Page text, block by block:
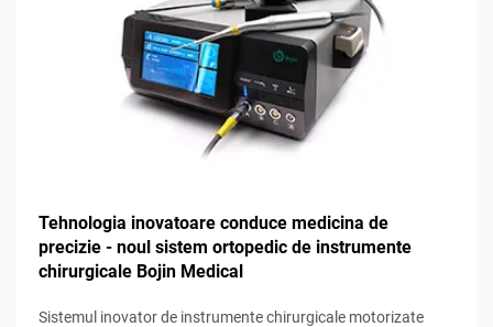
Tehnologia inovatoare conduce medicina de
precizie - noul sistem ortopedic de instrumente
chirurgicale Bojin Medical
Sistemul inovator de instrumente chirurgicale motorizate